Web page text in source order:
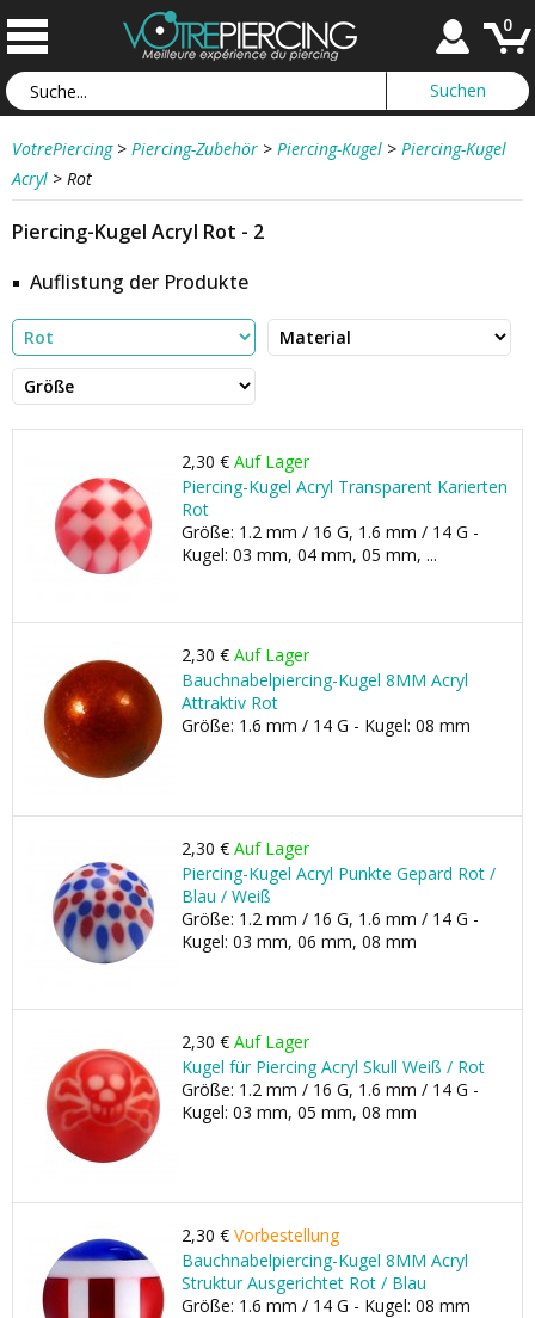
0
VotrePiercing > Piercing-Zubehör > Piercing-Kugel > Piercing-Kugel
Acryl > Rot
Piercing-Kugel Acryl Rot - 2
Auflistung der Produkte
2,30 € Auf Lager
Piercing-Kugel Acryl Transparent Karierten
Rot
Größe: 1.2 mm / 16 G, 1.6 mm / 14 G -
Kugel: 03 mm, 04 mm, 05 mm, ...
2,30 € Auf Lager
Bauchnabelpiercing-Kugel 8MM Acryl
Attraktiv Rot
Größe: 1.6 mm / 14 G - Kugel: 08 mm
2,30 € Auf Lager
Piercing-Kugel Acryl Punkte Gepard Rot /
Blau / Weiß
Größe: 1.2 mm / 16 G, 1.6 mm / 14 G -
Kugel: 03 mm, 06 mm, 08 mm
2,30 € Auf Lager
Kugel für Piercing Acryl Skull Weiß / Rot
Größe: 1.2 mm / 16 G, 1.6 mm / 14 G -
Kugel: 03 mm, 05 mm, 08 mm
2,30 € Vorbestellung
Bauchnabelpiercing-Kugel 8MM Acryl
Struktur Ausgerichtet Rot / Blau
Größe: 1.6 mm / 14 G - Kugel: 08 mm